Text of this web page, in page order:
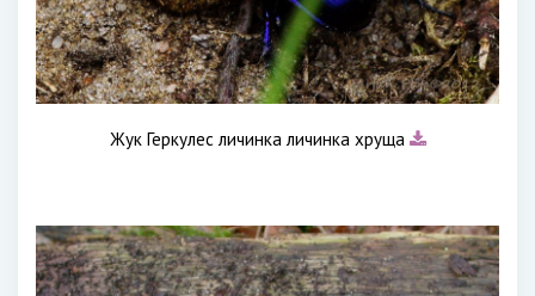
Жук Геркулес личинка личинка хруща